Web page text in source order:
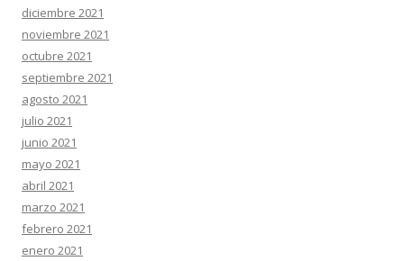
diciembre 2021
noviembre 2021
octubre 2021
septiembre 2021
agosto 2021
julio 2021
junio 2021
mayo 2021
abril 2021
marzo 2021
febrero 2021
enero 2021